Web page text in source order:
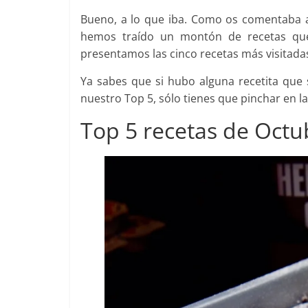
Bueno, a lo que iba. Como os
hemos traído un montón de recetas
presentamos las cinco recetas más
Ya sabes que si hubo alguna recetita
nuestro Top 5, sólo tienes que pinchar en
Top 5 recetas de